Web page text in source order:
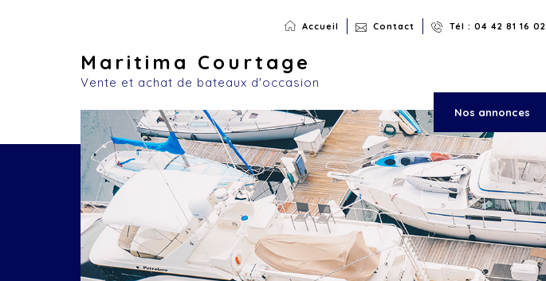
Accueil Contact Tél : 04 42 81 16 02
Rechercher
Maritima Courtage
Vente et achat de bateaux d'occasion
Nos annonces